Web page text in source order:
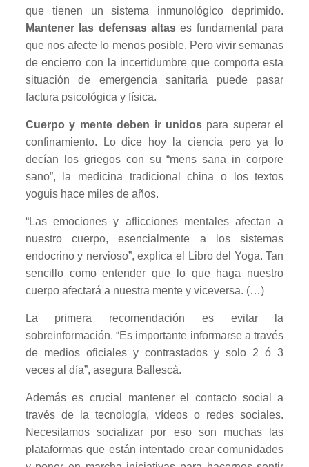
que tienen un sistema inmunológico deprimido.
Mantener las defensas altas es fundamental para
que nos afecte lo menos posible. Pero vivir semanas
de encierro con la incertidumbre que comporta esta
situación de emergencia sanitaria puede pasar
factura psicológica y física.
Cuerpo y mente deben ir unidospara superar el
confinamiento. Lo dice hoy la ciencia pero ya lo
decían los griegos con su “mens sana in corpore
sano”, la medicina tradicional china o los textos
yoguis hace miles de años.
“Las emociones y aflicciones mentales afectan a
nuestro cuerpo, esencialmente a los sistemas
endocrino y nervioso”, explica el Libro del Yoga. Tan
sencillo como entender que lo que haga nuestro
cuerpo afectará a nuestra mente y viceversa. (…)
La primera recomendación es evitar la
sobreinformación. “Es importante informarse a través
de medios oficiales y contrastados y solo 2 ó 3
veces al día”, asegura Ballescà.
Además es crucial mantener el contacto social a
través de la tecnología, vídeos o redes sociales.
Necesitamos socializar por eso son muchas las
plataformas que están intentado crear comunidades